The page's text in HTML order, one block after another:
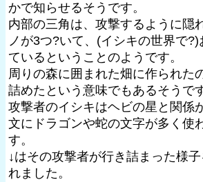
かで知らせるそうです。
内部の三角は、攻撃するように隠
ノが3つ?いて、(イシキの世界で
ているということのようです。
周りの森に囲まれた畑に作られた
詰めたという意味でもあるそうで
攻撃者のイシキはヘビの星と関係
文にドラゴンや蛇の文字が多く使
す。
↓はその攻撃者が行き詰まった様
れました。